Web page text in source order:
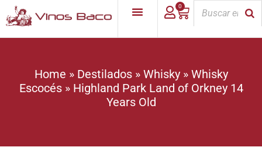
0
Home » Destilados» Whisky» Whisky
Escocés» Highland Park Land of Orkney 14
Years Old